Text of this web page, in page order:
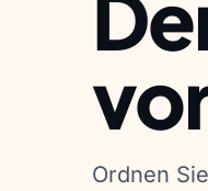
Ordnen